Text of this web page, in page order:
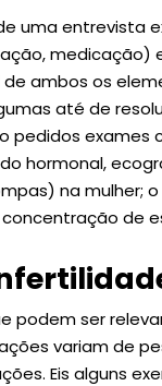
uma entrevista
medicação)
ambos os
até de
pedidos
hormonal,
na mulher;
de
podem ser
variam de
Eis alguns